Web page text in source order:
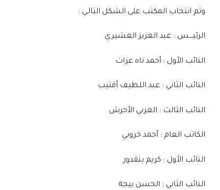
وتم انتخاب المكتب على الشكل التالـي :
الرئيــــس : عبد العزيز العشيري
النائب الأول : أحمد ناه عزات
النائب الثاني : عبد اللطيف أقتيب
النائب الثالث : العربي الأحرش
الكاتب العام : أحمد خروبي
النائب الأول : كريم بنقدور
النائب الثاني : الحسن بيجة